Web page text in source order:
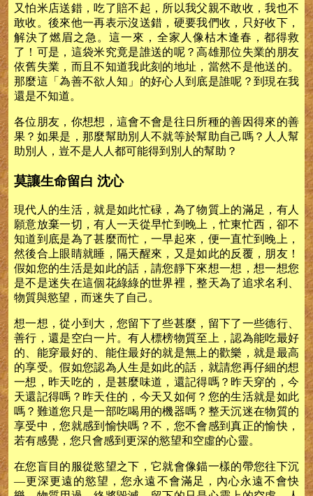
又怕米店送錯，吃了賠不起，所以我父親不敢收，我也不
敢收。後來他一再表示沒送錯，硬要我們收，只好收下，
解決了燃眉之急。這一來，全家人像枯木逢春，都得救
了！可是，這袋米究竟是誰送的呢？高雄那位失業的朋友
依舊失業，而且不知道我此刻的地址，當然不是他送的。
那麼這「為善不欲人知」的好心人到底是誰呢？到現在我
還是不知道。
各位朋友，你想想，這會不會是往日所種的善因得來的善
果？如果是，那麼幫助別人不就等於幫助自己嗎？人人幫
助別人，豈不是人人都可能得到別人的幫助？
莫讓生命留白 沈心
現代人的生活，就是如此忙碌，為了物質上的滿足，有人
願意放棄一切，有人一天從早忙到晚上，忙東忙西，卻不
知道到底是為了甚麼而忙，一早起來，便一直忙到晚上，
然後合上眼睛就睡，隔天醒來，又是如此的反覆，朋友！
假如您的生活是如此的話，請您靜下來想一想，想一想您
是不是迷失在這個花綠綠的世界裡，整天為了追求名利、
物質與慾望，而迷失了自己。
想一想，從小到大，您留下了些甚麼，留下了一些德行、
善行，還是空白一片。有人標榜物質至上，認為能吃最好
的、能穿最好的、能住最好的就是無上的歡樂，就是最高
的享受。假如您認為人生是如此的話，就請您再仔細的想
一想，昨天吃的，是甚麼味道，還記得嗎？昨天穿的，今
天還記得嗎？昨天住的，今天又如何？您的生活就是如此
嗎？難道您只是一部吃喝用的機器嗎？整天沉迷在物質的
享受中，您就感到愉快嗎？不，您不會感到真正的愉快，
若有感覺，您只會感到更深的慾望和空虛的心靈。
在您盲目的服從慾望之下，它就會像錨一樣的帶您往下沉
—更深更遠的慾望，您永遠不會滿足，內心永遠不會快